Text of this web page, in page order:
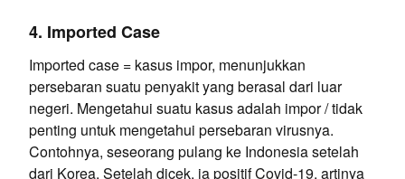
4. Imported Case
Imported case = kasus impor, menunjukkan
persebaran suatu penyakit yang berasal dari luar
negeri. Mengetahui suatu kasus adalah impor / tidak
penting untuk mengetahui persebaran virusnya.
Contohnya, seseorang pulang ke Indonesia setelah
dari Korea. Setelah dicek, ia positif Covid-19, artinya